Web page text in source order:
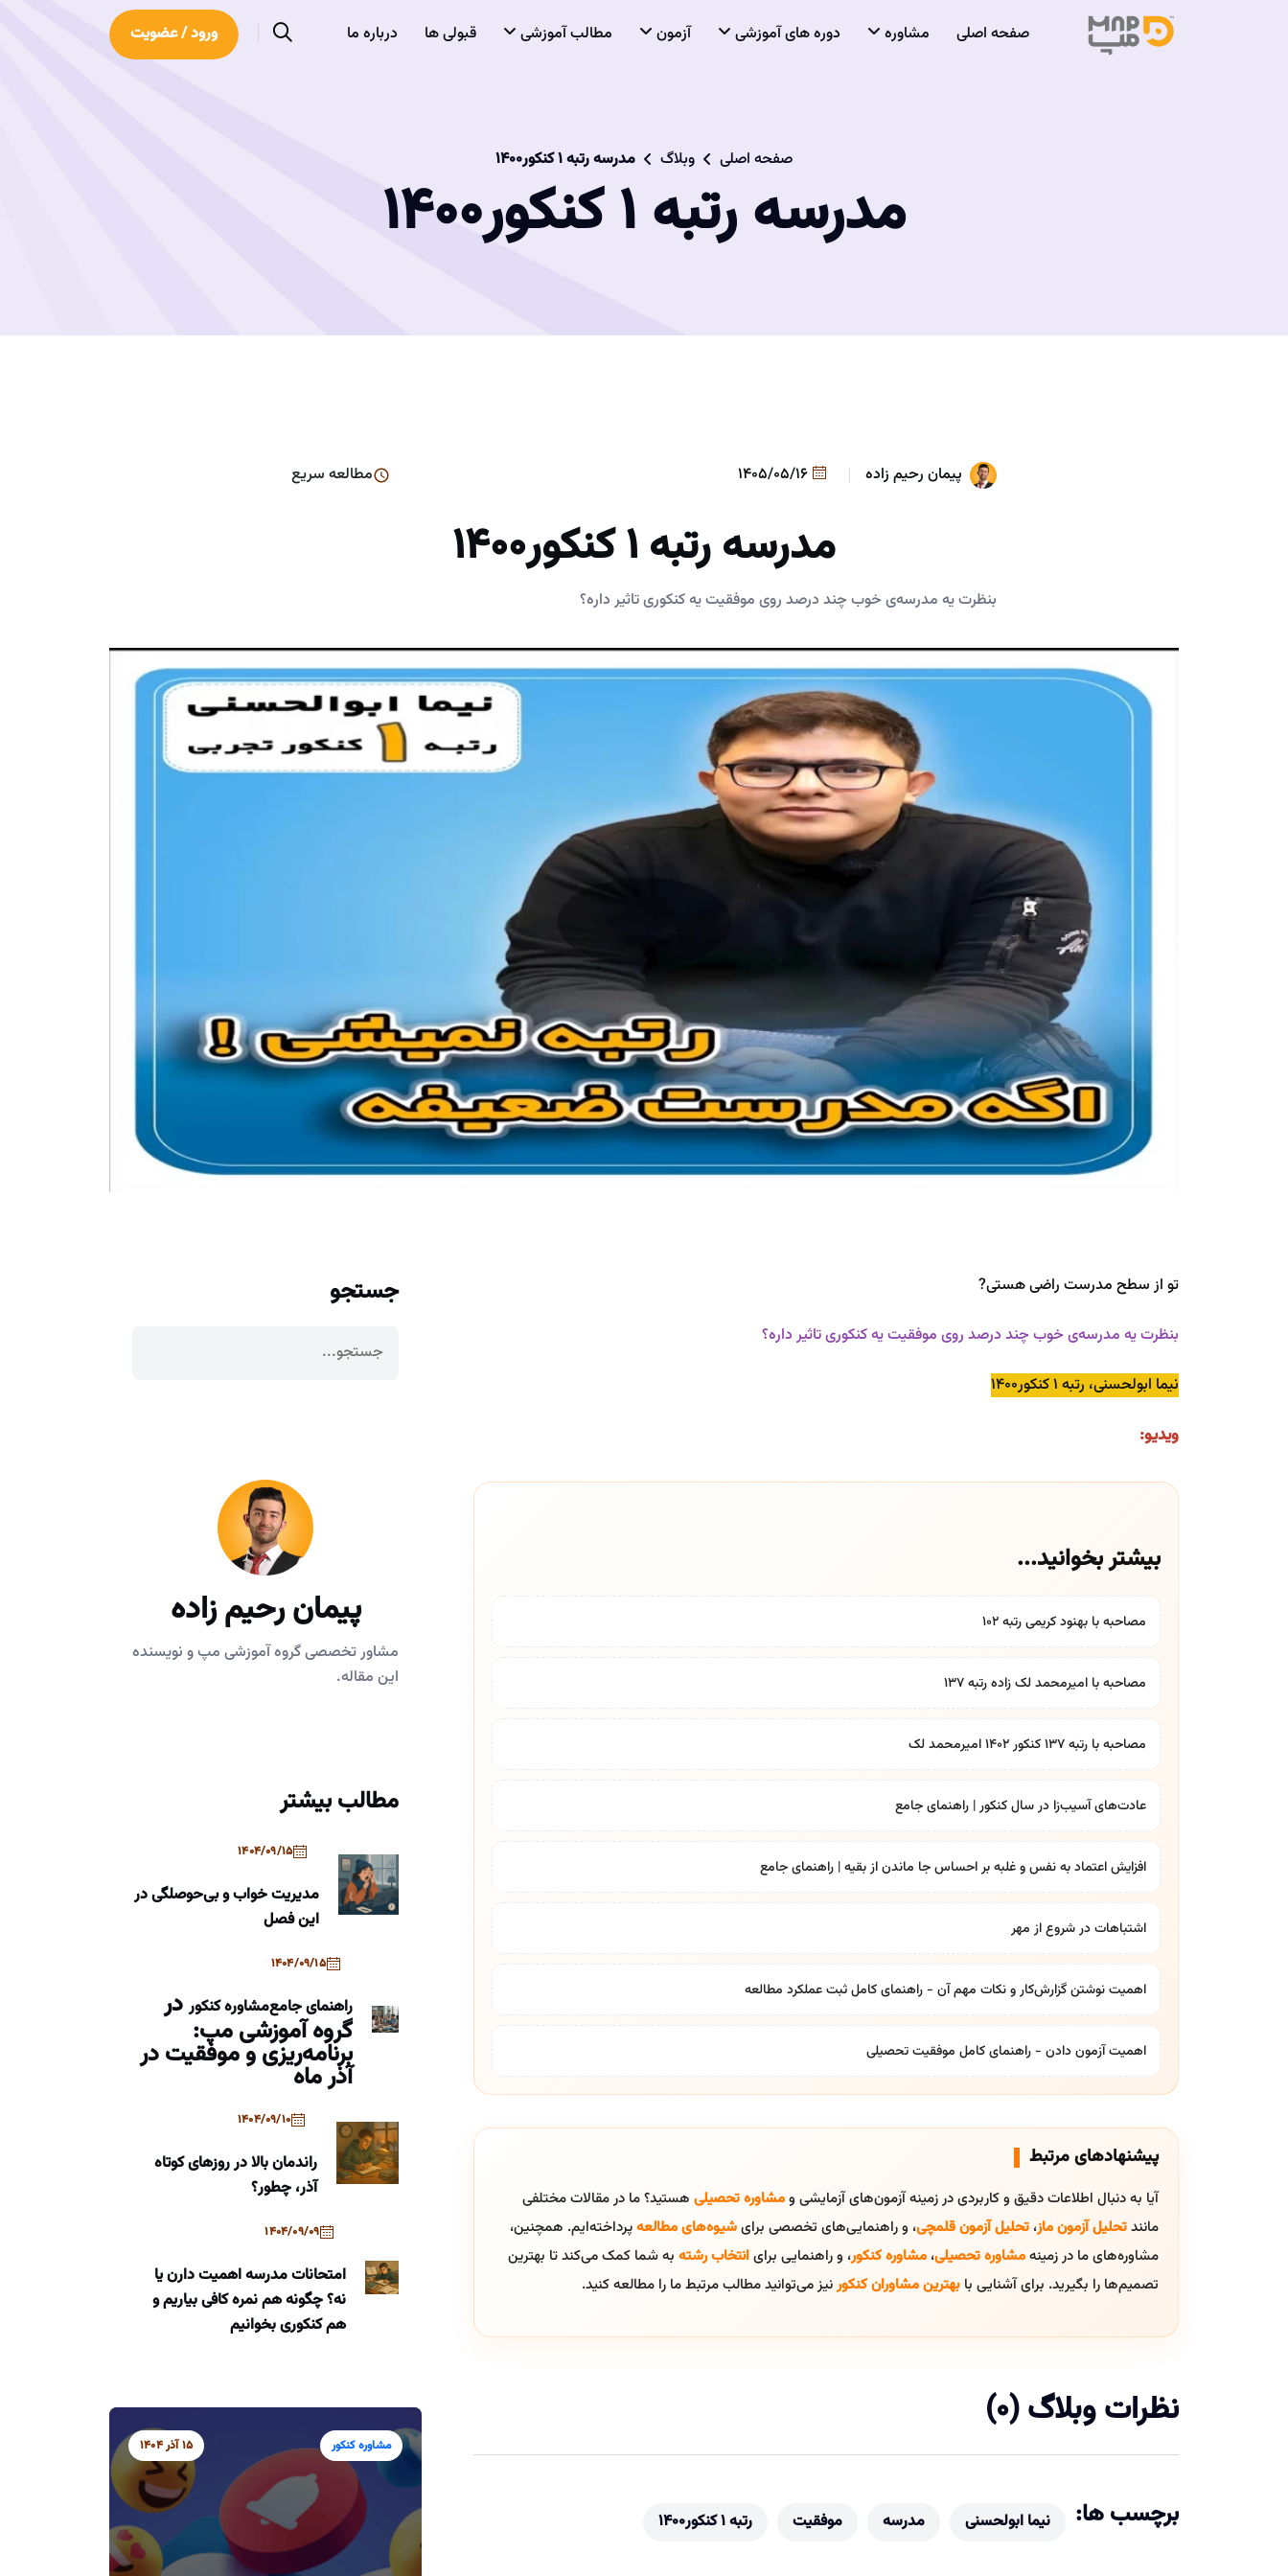
صفحه اصلی مشاوره دوره های آموزشی آزمون مطالب آموزشی قبولی ها درباره ما ورود / عضویت
صفحه اصلی وبلاگ مدرسه‌ رتبه ۱ کنکور۱۴۰۰
مدرسه‌ رتبه ۱ کنکور۱۴۰۰
پیمان رحیم زاده مطالعه سریع
مدرسه‌ رتبه ۱ کنکور۱۴۰۰
بنظرت یه مدرسه‌ی خوب چند درصد روی موفقیت یه کنکوری تاثیر داره؟
تو از سطح مدرست راضی هستی️?
بنظرت یه مدرسه‌ی خوب چند درصد روی موفقیت یه کنکوری تاثیر داره؟
نیما ابولحسنی، رتبه ۱ کنکور۱۴۰۰
ویدیو:
بیشتر بخوانید...
مصاحبه با بهنود کریمی رتبه ۱۰۲
مصاحبه با امیرمحمد لک زاده رتبه 137
مصاحبه با رتبه ۱۳۷ کنکور ۱۴۰۲ امیرمحمد لک
عادت‌های آسیب‌زا در سال کنکور | راهنمای جامع
افزایش اعتماد به نفس و غلبه بر احساس جا ماندن از بقیه | راهنمای جامع
اشتباهات در شروع از مهر
اهمیت نوشتن گزارش‌کار و نکات مهم آن - راهنمای کامل ثبت عملکرد مطالعه
اهمیت آزمون دادن - راهنمای کامل موفقیت تحصیلی
پیشنهادهای مرتبط
آیا به دنبال اطلاعات دقیق و کاربردی در زمینه آزمون‌های آزمایشی ومشاوره تحصیلی هستید؟ ما در مقالات مختلفی
مانندتحلیل آزمون ماز، تحلیل آزمون قلمچی، و راهنمایی‌های تخصصی برایشیوه‌های مطالعهپرداخته‌ایم. همچنین،
مشاوره‌های ما در زمینهمشاوره تحصیلی، مشاوره کنکور، و راهنمایی برایانتخاب رشته به شما کمک می‌کند تا بهترین
تصمیم‌ها را بگیرید. برای آشنایی با بهترین مشاوران کنکورنیز می‌توانید مطالب مرتبط ما را مطالعه کنید.
نظرات وبلاگ (0)
برچسب ها: نیما ابولحسنی مدرسه‌ موفقیت رتبه ۱ کنکور۱۴۰۰
جستجو
پیمان رحیم زاده
مشاور تخصصی گروه آموزشی مپ و نویسنده
این مقاله.
مطالب بیشتر
1404/09/15
مدیریت خواب و بی‌حوصلگی در
این فصل
1404/09/15
راهنمای جامعمشاوره کنکوردر
گروه آموزشی مپ:
برنامه‌ریزی و موفقیت در
آذر ماه
1404/09/10
راندمان بالا در روزهای کوتاه
آذر، چطور؟
1404/09/09
امتحانات مدرسه اهمیت دارن یا
نه؟ چگونه هم نمره کافی بیاریم و
هم کنکوری بخوانیم
مشاوره کنکور 15 آذر 1404